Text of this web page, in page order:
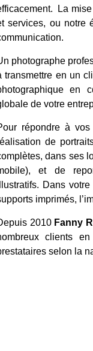
La
services, ou notre
photographe
transmettre en un
en
de votre
répondre à vos
de
dans ses
et de
Dans
imprimés,
2010 Fanny
clients
selon la